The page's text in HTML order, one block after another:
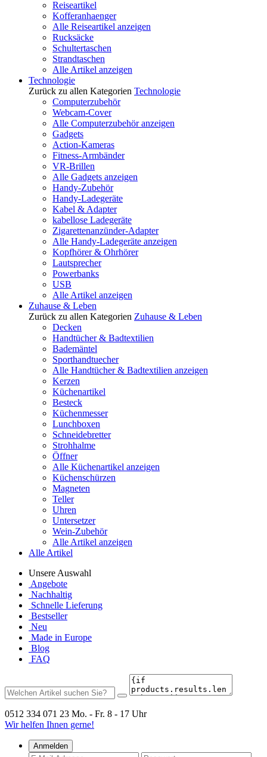
Reiseartikel
Kofferanhaenger
Alle Reiseartikel anzeigen
Rucksäcke
Schultertaschen
Strandtaschen
Alle Artikel anzeigen
Technologie
Zurück zu allen Kategorien Technologie
Computerzubehör
Webcam-Cover
Alle Computerzubehör anzeigen
Gadgets
Action-Kameras
Fitness-Armbänder
VR-Brillen
Alle Gadgets anzeigen
Handy-Zubehör
Handy-Ladegeräte
Kabel & Adapter
kabellose Ladegeräte
Zigarettenanzünder-Adapter
Alle Handy-Ladegeräte anzeigen
Kopfhörer & Ohrhörer
Lautsprecher
Powerbanks
USB
Alle Artikel anzeigen
Zuhause & Leben
Zurück zu allen Kategorien Zuhause & Leben
Decken
Handtücher & Badtextilien
Bademäntel
Sporthandtuecher
Alle Handtücher & Badtextilien anzeigen
Kerzen
Küchenartikel
Besteck
Küchenmesser
Lunchboxen
Schneidebretter
Strohhalme
Öffner
Alle Küchenartikel anzeigen
Küchenschürzen
Magneten
Teller
Uhren
Untersetzer
Wein-Zubehör
Alle Artikel anzeigen
Alle Artikel
Unsere Auswahl
Angebote
Nachhaltig
Schnelle Lieferung
Bestseller
Neu
Made in Europe
Blog
FAQ
0512 334 071 23 Mo. - Fr. 8 - 17 Uhr
Wir helfen Ihnen gerne!
Anmelden